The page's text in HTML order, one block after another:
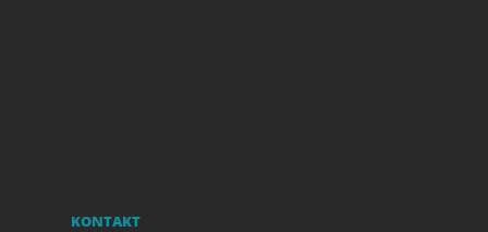
KONTAKT